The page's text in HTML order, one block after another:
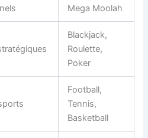
Mega Moolah
Blackjack,
Roulette,
Poker
Football,
Tennis,
Basketball